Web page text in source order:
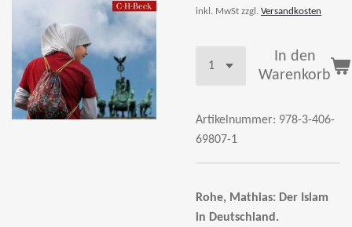
inkl. MwSt zzgl. Versandkosten
In den
Warenkorb
Artikelnummer: 978-3-406-
69807-1
Rohe, Mathias: Der Islam
in Deutschland.